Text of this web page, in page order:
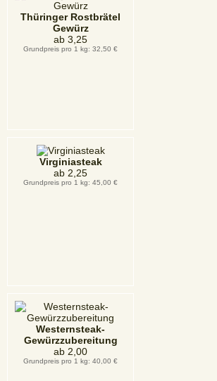
Thüringer Rostbrätel
Gewürz
ab 3,25
Grundpreis pro 1 kg: 32,50 €
Virginiasteak
ab 2,25
Grundpreis pro 1 kg: 45,00 €
Westernsteak-
Gewürzzubereitung
ab 2,00
Grundpreis pro 1 kg: 40,00 €